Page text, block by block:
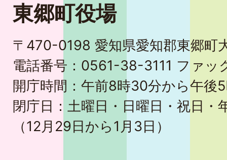
東郷町役場
〒470-0198 愛知県愛知郡東郷町
電話番号：0561-38-3111 ファ
開庁時間：午前8時30分から午後
閉庁日：土曜日・日曜日・祝日・
（12月29日から1月3日）